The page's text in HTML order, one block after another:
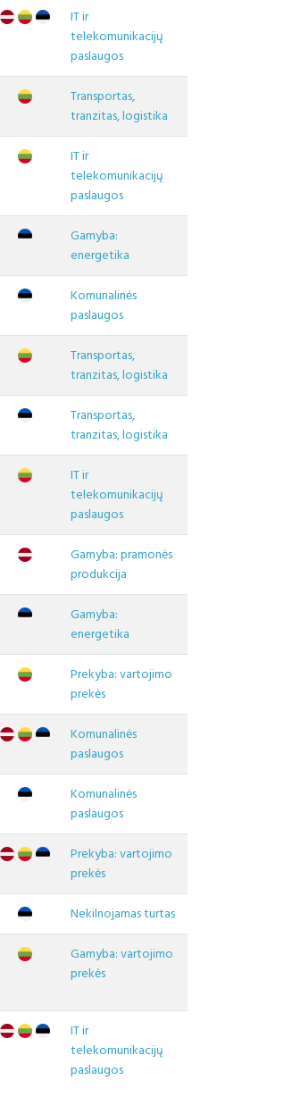
IT ir
telekomunikacijų
paslaugos
Transportas,
tranzitas, logistika
IT ir
telekomunikacijų
paslaugos
Gamyba:
energetika
Komunalinės
paslaugos
Transportas,
tranzitas, logistika
Transportas,
tranzitas, logistika
IT ir
telekomunikacijų
paslaugos
Gamyba: pramonės
produkcija
Gamyba:
energetika
Prekyba: vartojimo
prekės
Komunalinės
paslaugos
Komunalinės
paslaugos
Prekyba: vartojimo
prekės
Nekilnojamas turtas
Gamyba: vartojimo
prekės
IT ir
telekomunikacijų
paslaugos